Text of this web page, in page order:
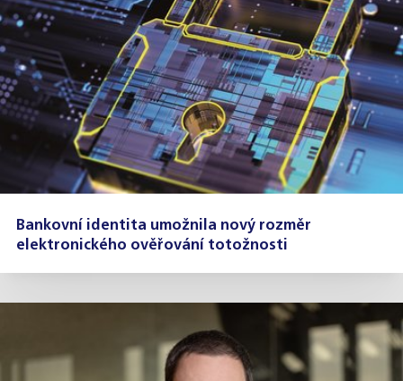
Bankovní identita umožnila nový rozměr
elektronického ověřování totožnosti